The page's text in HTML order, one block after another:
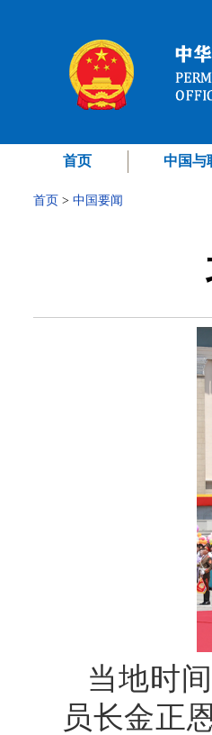
首页 中国与
首页 > 中国要闻
当地时
员长金正